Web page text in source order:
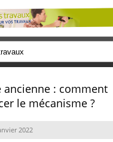
ancienne : comment
le mécanisme ?
2022